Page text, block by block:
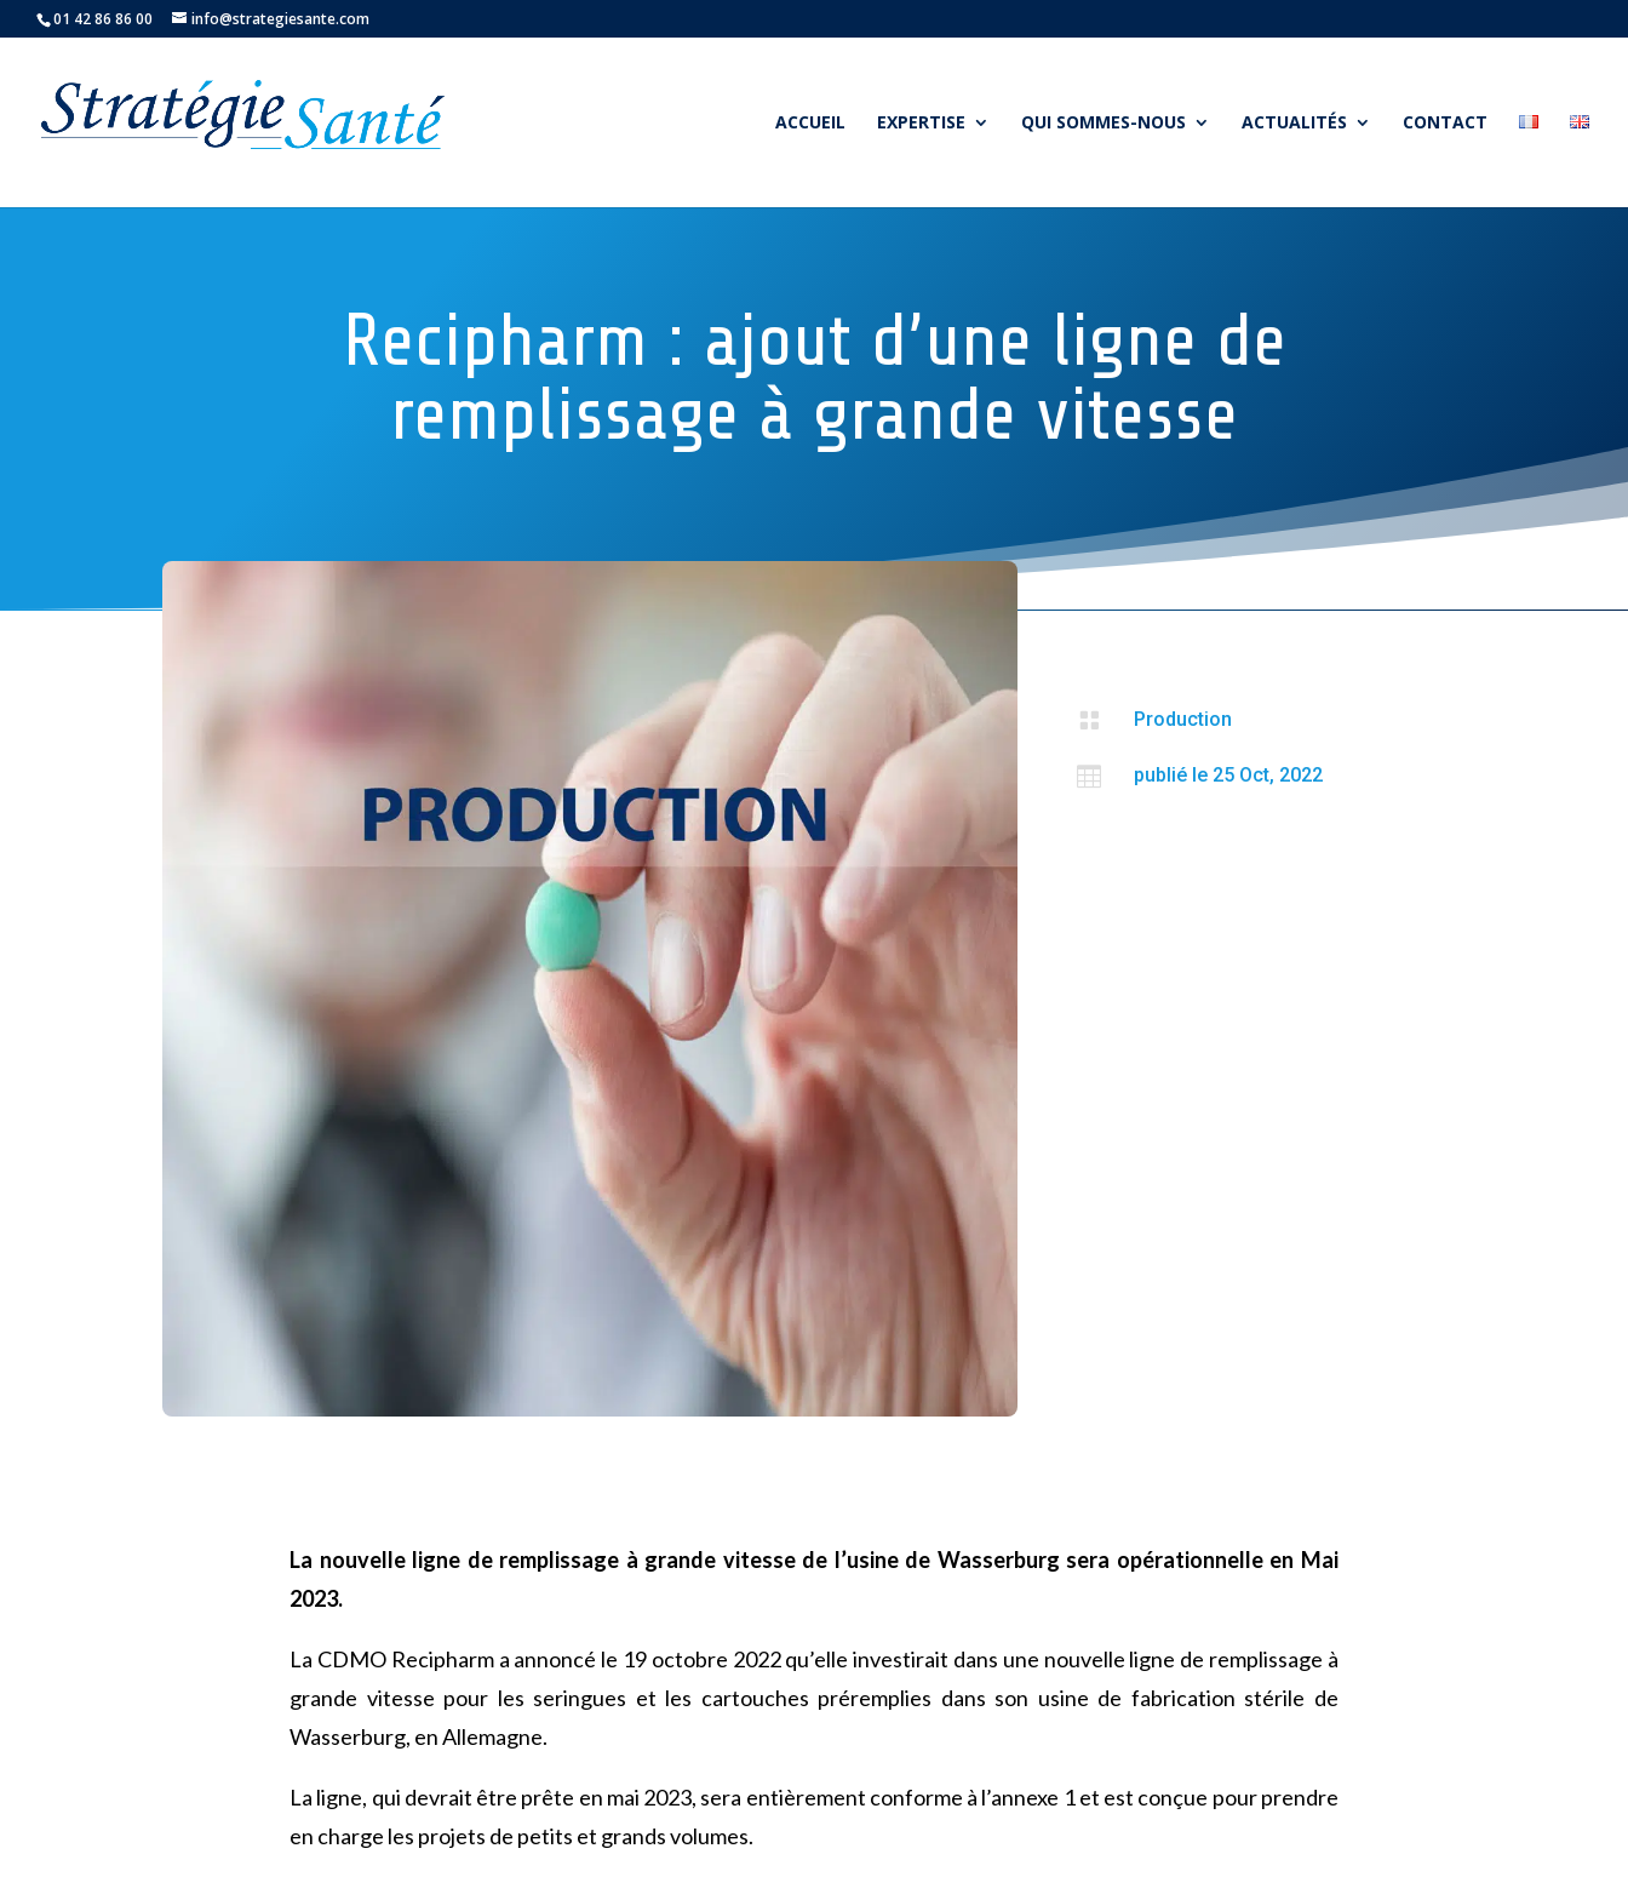
01 42 86 86 00 info@strategiesante.com
ACCUEIL EXPERTISE QUI SOMMES-NOUS ACTUALITÉS CONTACT
Recipharm : ajout d’une ligne de
remplissage à grande vitesse
 Production
 publié le 25 Oct, 2022
La nouvelle ligne de remplissage à grande vitesse de l’usine de Wasserburg sera opérationnelle en Mai
2023.
La CDMO Recipharm a annoncé le 19 octobre 2022 qu’elle investirait dans une nouvelle ligne de remplissage à
grande vitesse pour les seringues et les cartouches préremplies dans son usine de fabrication stérile de
Wasserburg, en Allemagne.
La ligne, qui devrait être prête en mai 2023, sera entièrement conforme à l’annexe 1 et est conçue pour prendre
en charge les projets de petits et grands volumes.